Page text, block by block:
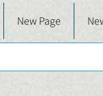
New Page